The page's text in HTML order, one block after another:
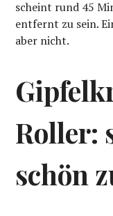
scheint rund 45
entfernt zu sein.
aber nicht.
Roller:
schön